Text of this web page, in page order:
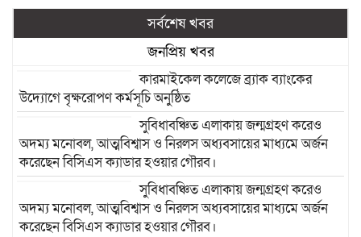
সর্বশেষ খবর
জনপ্রিয় খবর
কারমাইকেল কলেজে ব্র্যাক ব্যাংকের
উদ্যোগে বৃক্ষরোপণ কর্মসূচি অনুষ্ঠিত
সুবিধাবঞ্চিত এলাকায় জন্মগ্রহণ করেও
অদম্য মনোবল, আত্মবিশ্বাস ও নিরলস অধ্যবসায়ের মাধ্যমে অর্জন
করেছেন বিসিএস ক্যাডার হওয়ার গৌরব।
সুবিধাবঞ্চিত এলাকায় জন্মগ্রহণ করেও
অদম্য মনোবল, আত্মবিশ্বাস ও নিরলস অধ্যবসায়ের মাধ্যমে অর্জন
করেছেন বিসিএস ক্যাডার হওয়ার গৌরব।